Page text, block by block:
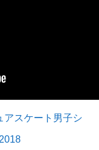
アスケート男子シ